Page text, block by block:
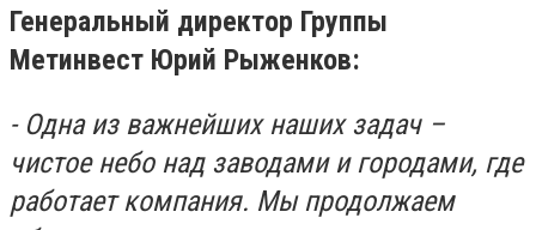
Генеральный директор Группы
Метинвест Юрий Рыженков:
- Одна из важнейших наших задач –
чистое небо над заводами и городами, где
работает компания. Мы продолжаем